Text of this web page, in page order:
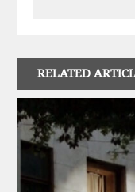
г
а
ц
RELATED